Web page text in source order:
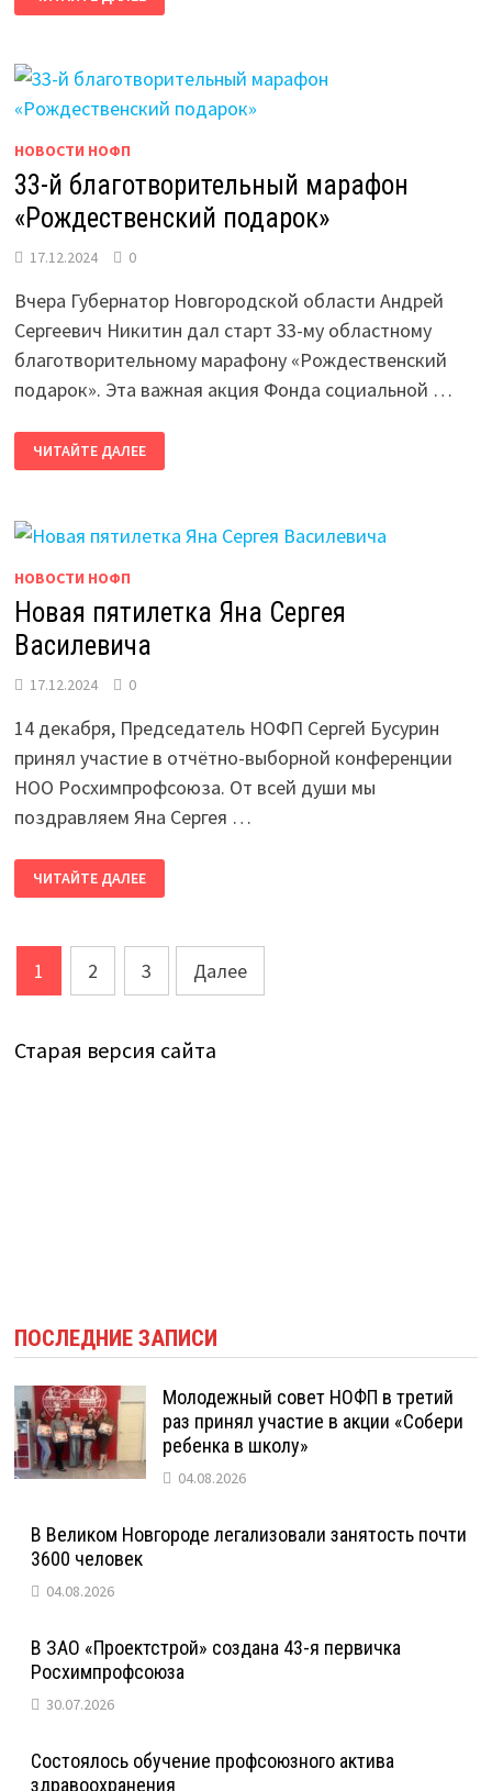
МУНИЦИПАЛИТЕТАХ
НОВОСТИ НОФП
33-й благотворительный марафон
«Рождественский подарок»
17.12.2024 0
Вчера Губернатор Новгородской области Андрей
Сергеевич Никитин дал старт 33-му областному
благотворительному марафону «Рождественский
подарок». Эта важная акция Фонда социальной …
Й
БЛАГОТВОРИТЕЛЬНЫЙ
ЧИТАЙТЕ ДАЛЕЕ
НОВОСТИ НОФП
Новая пятилетка Яна Сергея
Василевича
17.12.2024 0
14 декабря, Председатель НОФП Сергей Бусурин
принял участие в отчётно-выборной конференции
НОО Росхимпрофсоюза. От всей души мы
поздравляем Яна Сергея …
НОВАЯ
ПЯТИЛЕТКА
ЯНА
ЧИТАЙТЕ ДАЛЕЕ
Пагинация
записей
1 2 3 Далее
Старая версия сайта
ПОСЛЕДНИЕ ЗАПИСИ
Молодежный совет НОФП в третий
раз принял участие в акции «Собери
ребенка в школу»
04.08.2026
В Великом Новгороде легализовали занятость почти
3600 человек
04.08.2026
В ЗАО «Проектстрой» создана 43-я первичка
Росхимпрофсоюза
30.07.2026
Состоялось обучение профсоюзного актива
здравоохранения